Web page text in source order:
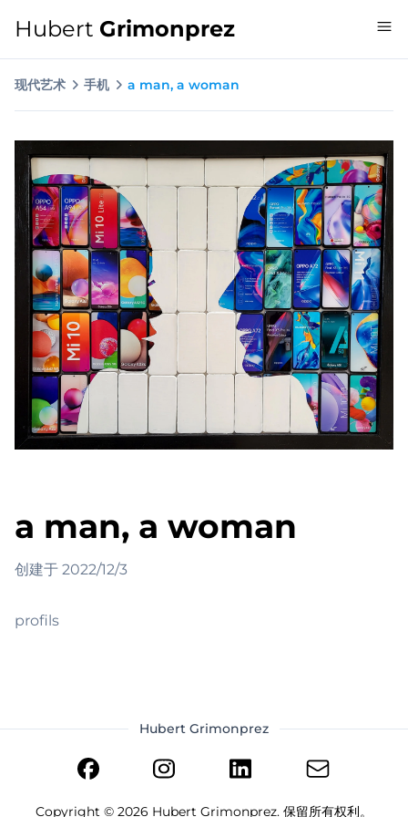
Hubert Grimonprez
现代艺术 手机 a man, a woman
a man, a woman
创建于 2022/12/3
profils
Hubert Grimonprez
Copyright © 2026 Hubert Grimonprez. 保留所有权利。